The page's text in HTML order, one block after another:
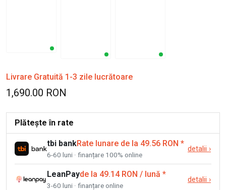
Livrare Gratuită 1-3 zile lucrătoare
1,690.00 RON
Plătește în rate
tbi bankRate lunare de la 49.56 RON *
6-60 luni · finanțare 100% online
detalii ›
LeanPayde la 49.14 RON / lună *
3-60 luni · finanțare online
detalii ›